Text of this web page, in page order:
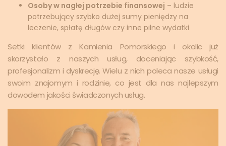
Osoby w nagłej potrzebie finansowej – ludzie
potrzebujący szybko dużej sumy pieniędzy na
leczenie, spłatę długów czy inne pilne wydatki
Setki klientów z Kamienia Pomorskiego i okolic już
skorzystało z naszych usług, doceniając szybkość,
profesjonalizm i dyskrecję. Wielu z nich poleca nasze usługi
swoim znajomym i rodzinie, co jest dla nas najlepszym
dowodem jakości świadczonych usług.